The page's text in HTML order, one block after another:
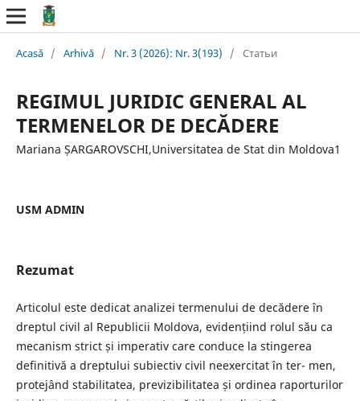
Acasă / Arhivă / Nr. 3 (2026): Nr. 3(193) / Статьи
REGIMUL JURIDIC GENERAL AL
TERMENELOR DE DECĂDERE
Mariana ȘARGAROVSCHI,Universitatea de Stat din Moldova1
USM ADMIN
Rezumat
Articolul este dedicat analizei termenului de decădere în
dreptul civil al Republicii Moldova, evidențiind rolul său ca
mecanism strict și imperativ care conduce la stingerea
definitivă a dreptului subiectiv civil neexercitat în ter- men,
protejând stabilitatea, previzibilitatea și ordinea raporturilor